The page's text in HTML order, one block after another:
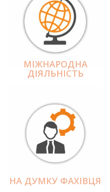
МІЖНАРОДНА
ДІЯЛЬНІCТЬ
НА ДУМКУ ФАХІВЦЯ